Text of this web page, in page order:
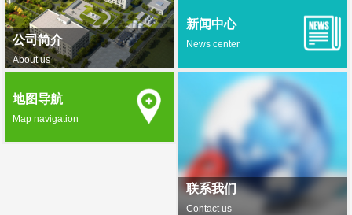
公司简介
About us
新闻中心
News center
联系我们
Contact us
地图导航
Map navigation